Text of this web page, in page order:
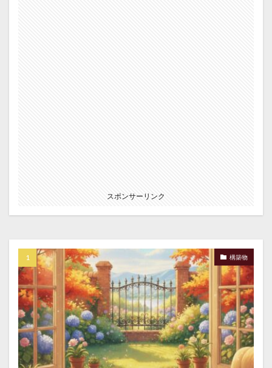
スポンサーリンク
構築物